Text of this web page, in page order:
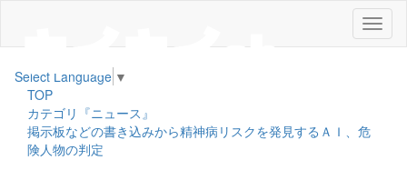
メ
ニ
Select Language ▼
TOP
カテゴリ『ニュース』
掲示板などの書き込みから精神病リスクを発見するＡＩ、危
険人物の判定